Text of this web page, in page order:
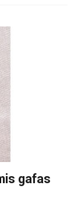
gafas